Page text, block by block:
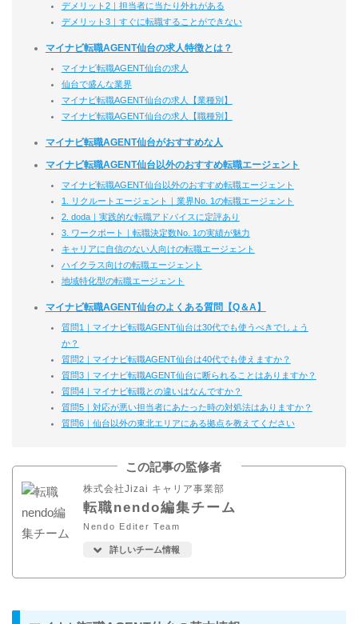
デメリット2｜担当者に当たり外れがある
デメリット3｜すぐに転職することができない
マイナビ転職AGENT仙台の求人特徴とは？
マイナビ転職AGENT仙台の求人
仙台で盛んな業界
マイナビ転職AGENT仙台の求人【業種別】
マイナビ転職AGENT仙台の求人【職種別】
マイナビ転職AGENT仙台がおすすめな人
マイナビ転職AGENT仙台以外のおすすめ転職エージェント
マイナビ転職AGENT仙台以外のおすすめ転職エージェント
1. リクルートエージェント｜業界No. 1の転職エージェント
2. doda｜実践的な転職アドバイスに定評あり
3. ワークポート｜転職決定数No. 1の実績が魅力
キャリアに自信のない人向けの転職エージェント
ハイクラス向けの転職エージェント
地域特化型の転職エージェント
マイナビ転職AGENT仙台のよくある質問【Q＆A】
質問1｜マイナビ転職AGENT仙台は30代でも使うべきでしょう
か？
質問2｜マイナビ転職AGENT仙台は40代でも使えますか？
質問3｜マイナビ転職AGENT仙台に断られることはありますか？
質問4｜マイナビ転職との違いはなんですか？
質問5｜対応が悪い担当者にあたった時の対処法はありますか？
質問6｜仙台以外の東北エリアにある拠点を教えてください
この記事の監修者
株式会社Jizai キャリア事業部
転職nendo編集チーム
Nendo Editer Team
詳しいチーム情報